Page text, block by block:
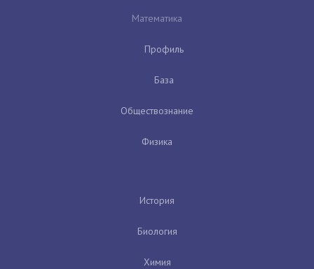
Математика
Профиль
База
Обществознание
Физика
История
Биология
Химия